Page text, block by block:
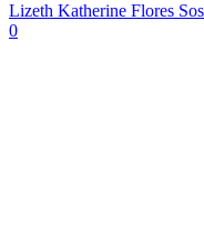
Lizeth Katherine Flores
0